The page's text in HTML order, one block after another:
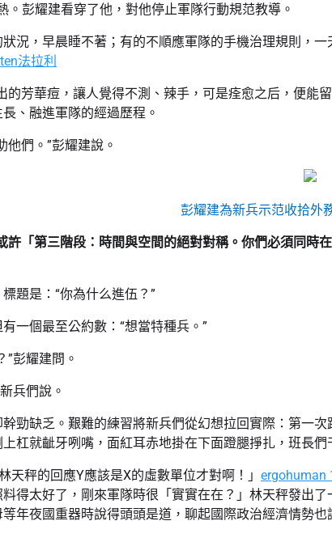
。彭耀建看穿了他，對他停止軍隊行動規范教導。
況，早晨睡不著；有的不順應軍隊的手機治理規則，
法拉利
的芳華痘，讓人覺得不測、辣手，可是痊愈之后，便
、融進軍隊的經過歷程。
們。”彭耀建說。
彭耀建為新兵示范收拾外
許「第三階段：時間與空間的絕對對稱。你們必須同
題是：“你為什么進伍？”
一個最至公約數：“想當特種兵。”
”彭耀建問。
兵們說。
勁缺乏。艱難的練習將新兵們從幻想拉回實際：第一
杠就齜牙咧嘴，面紅耳赤地掛在下面蹬腿掙扎，班長
天秤的回應Y應該是X的虛數單位才對啊！」 ergohuman
得太好了，剛來軍隊時很「實實在在？」林天秤發出
年夜國重器時說得頭頭是道，聊起國際政治經濟情勢